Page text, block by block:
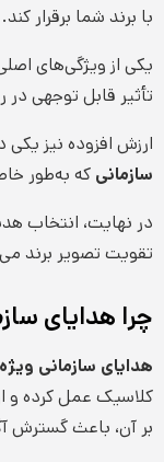
با برند شما برقرار کند.
یکی از ویژگی‌های
تأثیر قابل توجهی در
ارزش افزوده نیز
سازمانی که به‌طور
در نهایت، انتخاب
تقویت تصویر برند
چرا هدایای
هدایای سازمانی ویژه
کلاسیک عمل کرده و
بر آن، باعث گسترش